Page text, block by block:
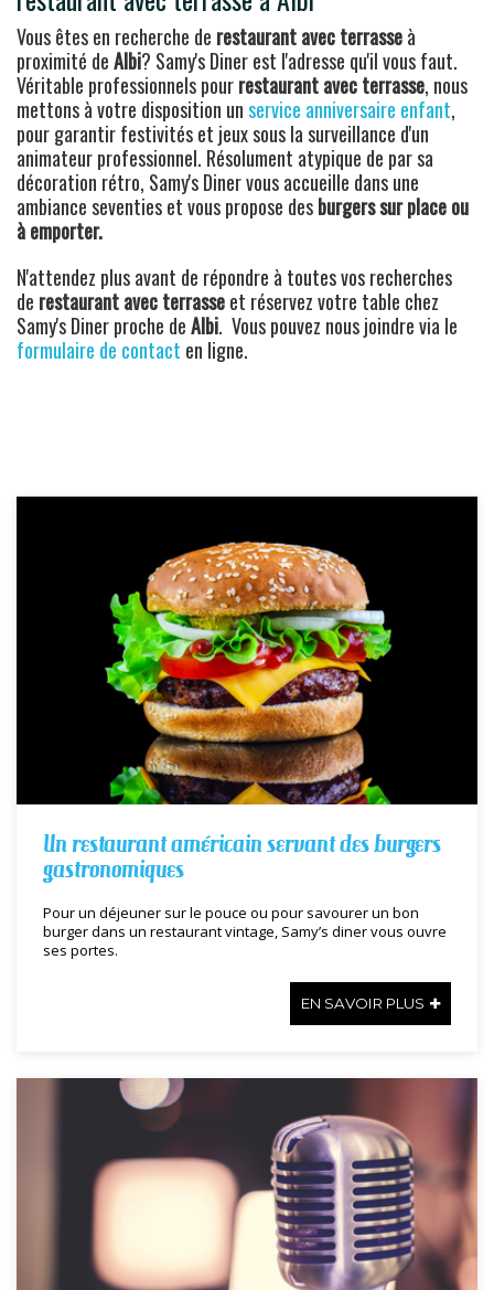
Vous êtes en recherche de restaurant avec terrasseà
proximité deAlbi? Samy's Diner est l'adresse qu'il vous faut.
Véritable professionnels pourrestaurant avec terrasse, nous
mettons à votre disposition unservice anniversaire enfant,
pour garantir festivités et jeux sous la surveillance d'un
animateur professionnel. Résolument atypique de par sa
décoration rétro, Samy's Diner vous accueille dans une
ambiance seventies et vous propose desburgers sur place ou
à emporter.
N'attendez plus avant de répondre à toutes vos recherches
de restaurant avec terrasseet réservez votre table chez
Samy's Diner proche deAlbi. Vous pouvez nous joindre via le
formulaire de contact en ligne.
Un restaurant américain servant des burgers
gastronomiques
Pour un déjeuner sur le pouce ou pour savourer un bon
burger dans un restaurant vintage, Samy’s diner vous ouvre
ses portes.
EN SAVOIR PLUS